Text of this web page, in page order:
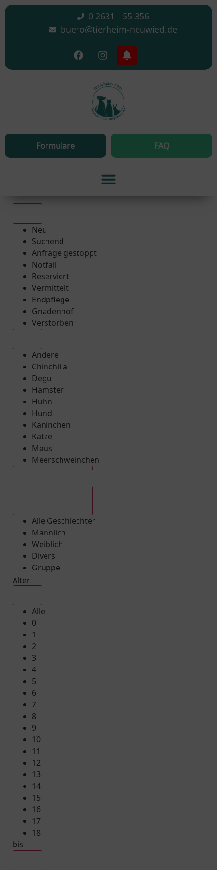
0 2631 - 55 356
buero@tierheim-neuwied.de
Formulare FAQ
Neu
Suchend
Anfrage gestoppt
Notfall
Reserviert
Vermittelt
Endpflege
Gnadenhof
Verstorben
Andere
Chinchilla
Degu
Hamster
Huhn
Hund
Kaninchen
Katze
Maus
Meerschweinchen
Alle Geschlechter
Männlich
Weiblich
Divers
Gruppe
Alter:
Alle
0
1
2
3
4
5
6
7
8
9
10
11
12
13
14
15
16
17
18
bis